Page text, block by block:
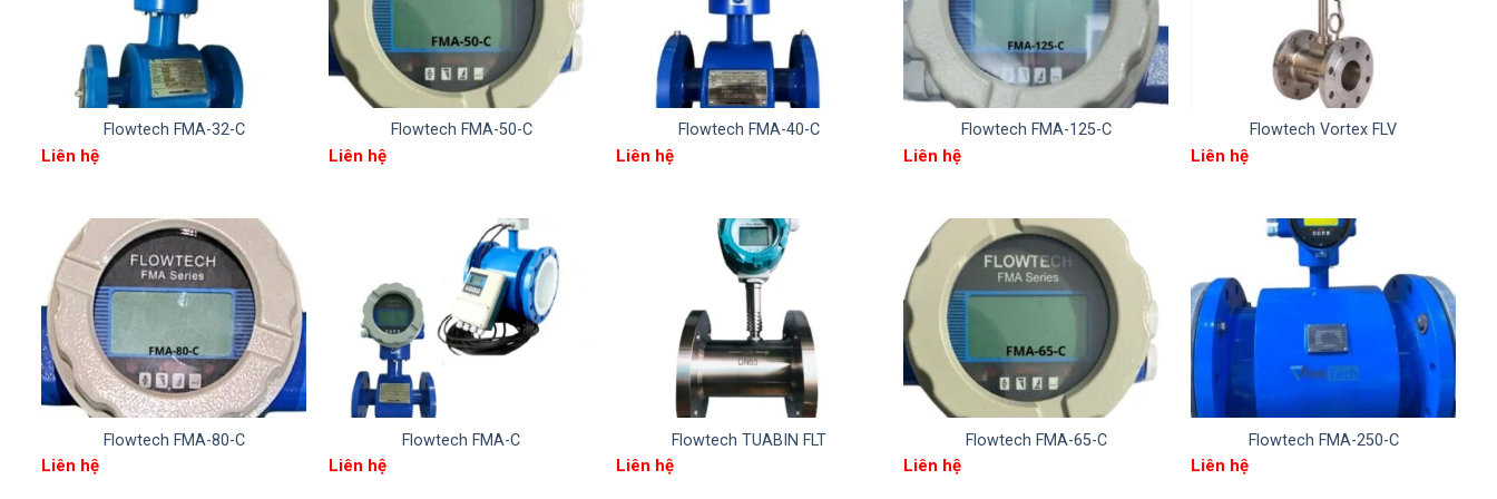
Flowtech FMA-32-C
Liên hệ
Flowtech FMA-50-C
Liên hệ
Flowtech FMA-40-C
Liên hệ
Flowtech FMA-125-C
Liên hệ
Flowtech Vortex FLV
Liên hệ
Flowtech FMA-80-C
Liên hệ
Flowtech FMA-C
Liên hệ
Flowtech TUABIN FLT
Liên hệ
Flowtech FMA-65-C
Liên hệ
Flowtech FMA-250-C
Liên hệ